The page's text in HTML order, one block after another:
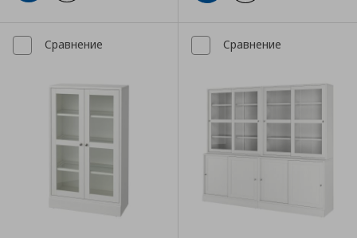
Сравнение Сравнение